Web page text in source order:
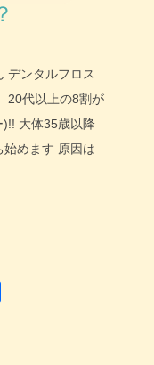
デンタルフロス
20代以上の8割が
大体35歳以降
めます 原因は